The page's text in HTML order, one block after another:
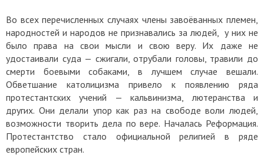
Во всех перечисленных случаях члены завоёванных племен,
народностей и народов не признавались за людей, у них не
было права на свои мысли и свою веру. Их даже не
удостаивали суда — сжигали, отрубали головы, травили до
смерти боевыми собаками, в лучшем случае вешали.
Обветшание католицизма привело к появлению ряда
протестантских учений — кальвинизма, лютеранства и
других. Они делали упор как раз на свободе воли людей,
возможности творить дела по вере. Началась Реформация.
Протестантство стало официальной религией в ряде
европейских стран.